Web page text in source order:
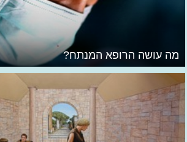
מה עושה הרופא המנתח?